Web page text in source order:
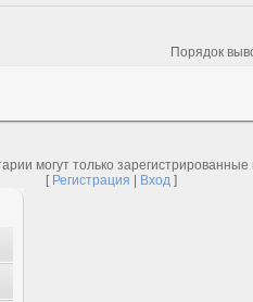
Порядок
могут только зарегистрированные
[ Регистрация | Вход]